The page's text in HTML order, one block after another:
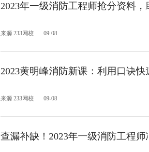
2023年一级消防工程师抢分资料，
来源 233网校 09-08
2023黄明峰消防新课：利用口诀快
来源 233网校 09-08
查漏补缺！2023年一级消防工程师